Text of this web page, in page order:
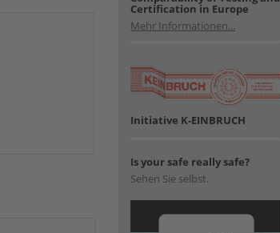
Certification in Europe
Mehr Informationen...
Initiative K-EINBRUCH
Is your safe really safe?
Sehen Sie selbst.